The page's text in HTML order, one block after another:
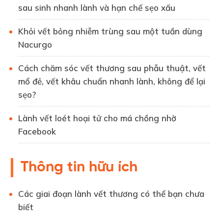
sau sinh nhanh lành và hạn chế sẹo xấu
Khỏi vết bỏng nhiễm trùng sau một tuần dùng
Nacurgo
Cách chăm sóc vết thương sau phẫu thuật, vết
mổ đẻ, vết khâu chuẩn nhanh lành, không để lại
sẹo?
Lành vết loét hoại tử cho má chồng nhờ
Facebook
Thông tin hữu ích
Các giai đoạn lành vết thương có thể bạn chưa
biết